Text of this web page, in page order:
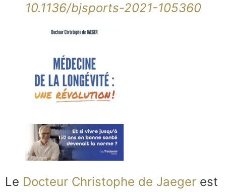
10.1136/bjsports-2021-105360
Le Docteur Christophe de Jaeger est